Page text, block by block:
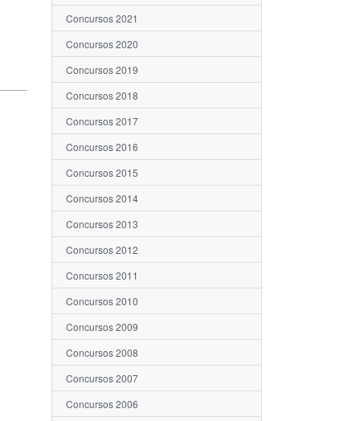
Concursos 2021
Concursos 2020
Concursos 2019
Concursos 2018
Concursos 2017
Concursos 2016
Concursos 2015
Concursos 2014
Concursos 2013
Concursos 2012
Concursos 2011
Concursos 2010
Concursos 2009
Concursos 2008
Concursos 2007
Concursos 2006